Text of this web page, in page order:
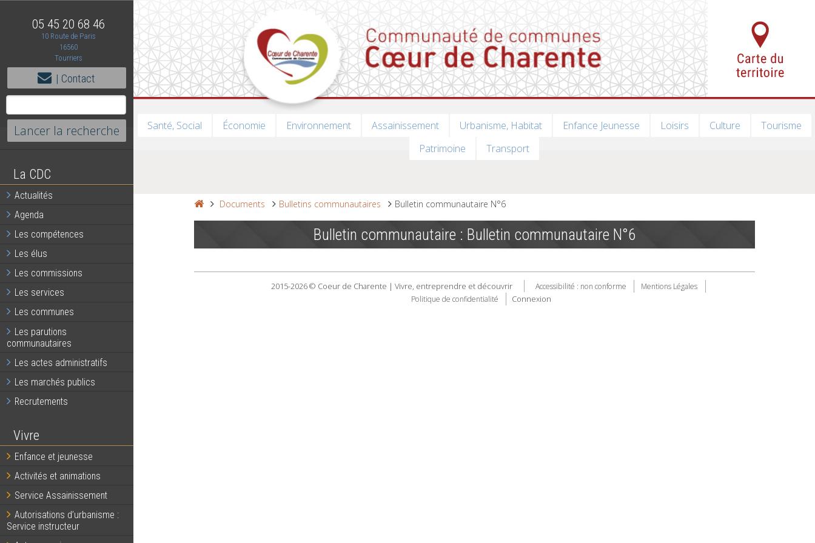
05 45 20 68 46
10 Route de Paris
16560
Tourriers
| Contact
La CDC
Actualités
Agenda
Les compétences
Les élus
Les commissions
Les services
Les communes
Les parutions
communautaires
Les actes administratifs
Les marchés publics
Recrutements
Vivre
Enfance et jeunesse
Activités et animations
Service Assainissement
Autorisations d’urbanisme :
Service instructeur
Santé, Social Économie Environnement Assainissement Urbanisme, Habitat Enfance Jeunesse Loisirs Culture
Tourisme
Patrimoine
Transport
Documents Bulletins communautaires Bulletin communautaire N°6
Bulletin communautaire : Bulletin communautaire N°6
2015-2026 © Coeur de Charente | Vivre, entreprendre et découvrir Accessibilité : non conforme
Mentions Légales
Politique de confidentialité
Connexion